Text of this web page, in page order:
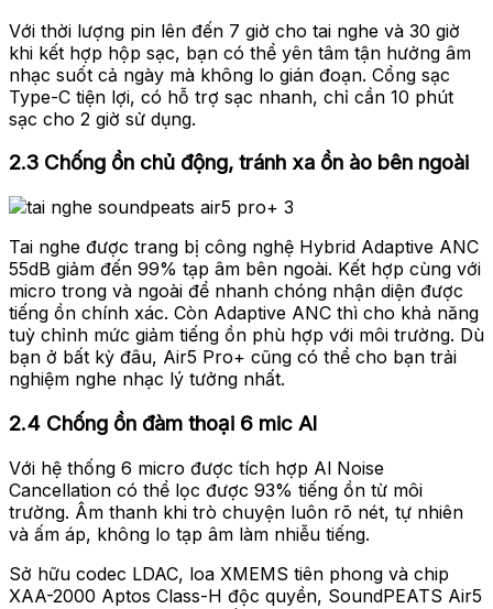
Với thời lượng pin lên đến 7 giờ cho tai nghe và 30 giờ
khi kết hợp hộp sạc, bạn có thể yên tâm tận hưởng âm
nhạc suốt cả ngày mà không lo gián đoạn. Cổng sạc
Type-C tiện lợi, có hỗ trợ sạc nhanh, chỉ cần 10 phút
sạc cho 2 giờ sử dụng.
2.3 Chống ồn chủ động, tránh xa ồn ào bên ngoài
Tai nghe được trang bị công nghệ Hybrid Adaptive ANC
55dB giảm đến 99% tạp âm bên ngoài. Kết hợp cùng với
micro trong và ngoài để nhanh chóng nhận diện được
tiếng ồn chính xác. Còn Adaptive ANC thì cho khả năng
tuỳ chỉnh mức giảm tiếng ồn phù hợp với môi trường. Dù
bạn ở bất kỳ đâu, Air5 Pro+ cũng có thể cho bạn trải
nghiệm nghe nhạc lý tưởng nhất.
2.4 Chống ồn đàm thoại 6 mic Al
Với hệ thống 6 micro được tích hợp Al Noise
Cancellation có thể lọc được 93% tiếng ồn từ môi
trường. Âm thanh khi trò chuyện luôn rõ nét, tự nhiên
và ấm áp, không lo tạp âm làm nhiễu tiếng.
Sở hữu codec LDAC, loa XMEMS tiên phong và chip
XAA-2000 Aptos Class-H độc quyền, SoundPEATS Air5